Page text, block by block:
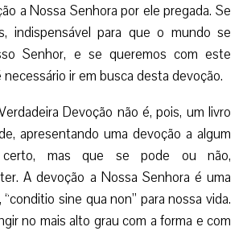
a Nossa Senhora por ele pregada. Se
indispensável para que o mundo se
Senhor, e se queremos com este
ir em busca desta devoção.
Devoção não é, pois, um livro
apresentando uma devoção a algum
mas que se pode ou não,
A devoção a Nossa Senhora é uma
sine qua non” para nossa vida.
no mais alto grau com a forma e com